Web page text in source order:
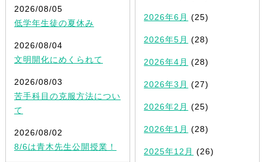
2026/08/05
低学年生徒の夏休み
2026/08/04
文明開化にめくられて
2026/08/03
苦手科目の克服方法につい
て
2026/08/02
8/6は青木先生公開授業！
2026年6月 (25)
2026年5月 (28)
2026年4月 (28)
2026年3月 (27)
2026年2月 (25)
2026年1月 (28)
2025年12月 (26)